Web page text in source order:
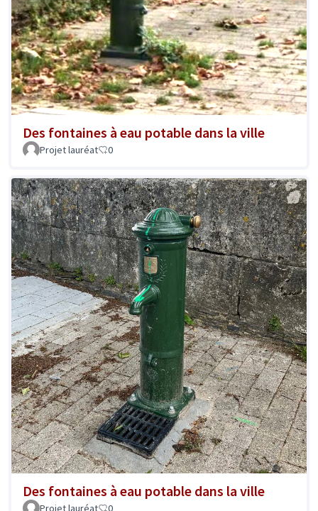
Des fontaines à eau potable dans la ville
Projet lauréat 0
Des fontaines à eau potable dans la ville
Projet lauréat 0